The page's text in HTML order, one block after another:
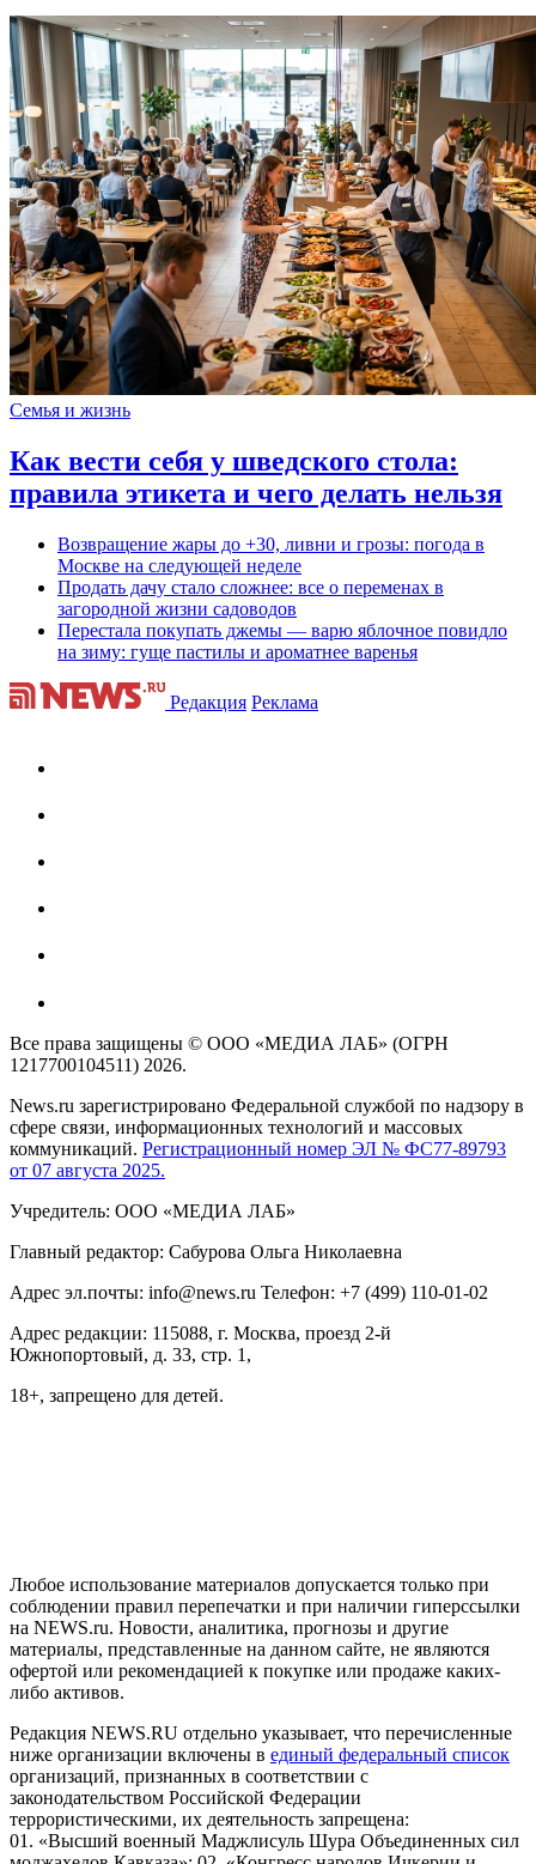
Семья и жизнь
Как вести себя у шведского стола:
правила этикета и чего делать нельзя
Возвращение жары до +30, ливни и грозы: погода в
Москве на следующей неделе
Продать дачу стало сложнее: все о переменах в
загородной жизни садоводов
Перестала покупать джемы — варю яблочное повидло
на зиму: гуще пастилы и ароматнее варенья
Редакция Реклама
Все права защищены © ООО «МЕДИА ЛАБ» (ОГРН
1217700104511) 2026.
News.ru зарегистрировано Федеральной службой по надзору в
сфере связи, информационных технологий и массовых
коммуникаций. Регистрационный номер ЭЛ № ФС77-89793
от 07 августа 2025.
Учредитель: ООО «МЕДИА ЛАБ»
Главный редактор: Сабурова Ольга Николаевна
Адрес эл.почты: info@news.ru Телефон: +7 (499) 110-01-02
Адрес редакции: 115088, г. Москва, проезд 2-й
Южнопортовый, д. 33, стр. 1,
18+, запрещено для детей.
Любое использование материалов допускается только при
соблюдении правил перепечатки и при наличии гиперссылки
на NEWS.ru. Новости, аналитика, прогнозы и другие
материалы, представленные на данном сайте, не являются
офертой или рекомендацией к покупке или продаже каких-
либо активов.
Редакция NEWS.RU отдельно указывает, что перечисленные
ниже организации включены в единый федеральный список
организаций, признанных в соответствии с
законодательством Российской Федерации
террористическими, их деятельность запрещена:
01. «Высший военный Маджлисуль Шура Объединенных сил